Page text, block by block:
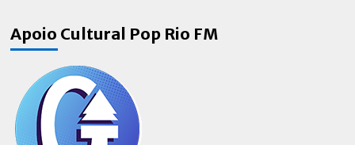
Aranha
lar
agita
em
novo
Apoio Cultural Pop Rio FM